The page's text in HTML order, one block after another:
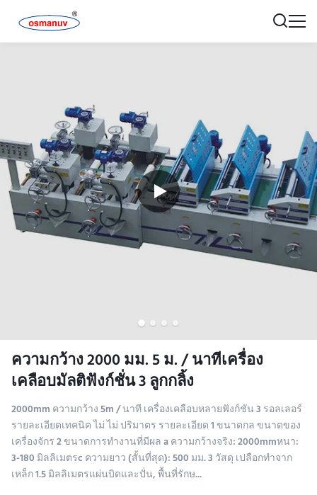
ความกว้าง 2000 มม. 5 ม. / นาทีเครื่อง
เคลือบมัลติฟังก์ชั่น 3 ลูกกลิ้ง
2000mm ความกว้าง 5m / นาที เครื่องเคลือบหลายฟังก์ชัน 3 รอลเลอร์
รายละเอียดเทคนิค ไม่ ไม่ ปริมาตร รายละเอียด 1 ขนาดกล ขนาดของ
เครื่องจักร 2 ขนาดการทํางานที่มีผล a ความกว้างจริง: 2000mmหนา:
3-180 มิลลิเมตรc ความยาว (สั้นที่สุด): 500 มม. 3 วัสดุ เปลือกทําจาก
เหล็ก 1.5 มิลลิเมตรแผ่นบิดและปั่น, พื้นที่รักษ...